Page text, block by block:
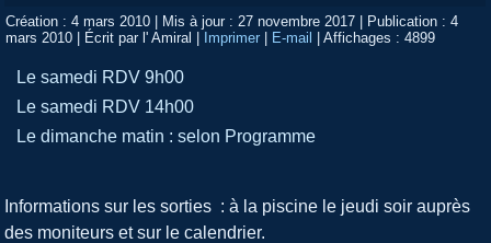
Création : 4 mars 2010 | Mis à jour : 27 novembre 2017 | Publication : 4
mars 2010 | Écrit par l' Amiral | Imprimer | E-mail |Affichages : 4899
Le samedi RDV 9h00
Le samedi RDV 14h00
Le dimanche matin : selon Programme
Informations sur les sorties : à la piscine le jeudi soir auprès
des moniteurs et sur le calendrier.